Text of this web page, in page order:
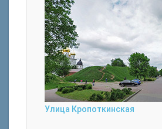
Улица Кропоткинская